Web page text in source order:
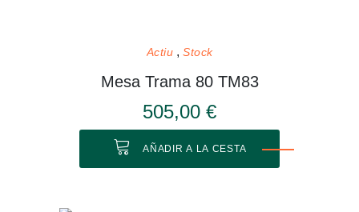
Actiu Stock
Mesa Trama 80 TM83
505,00 €
AÑADIR A LA CESTA